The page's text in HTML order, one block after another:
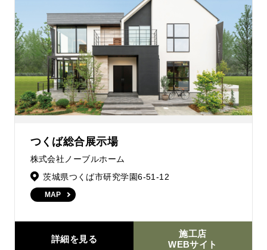
つくば総合展示場
株式会社ノーブルホーム
茨城県つくば市研究学園6-51-12
MAP
詳細を見る
施工店
WEBサイト